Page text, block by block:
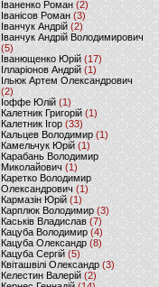
Іваненко Роман (2)
Іванісов Роман (3)
Іванчук Андрій(2)
Іванчук Андрій Володимирович
(5)
Іванющенко Юрій (17)
Ілларіонов Андрій (1)
Ільюк Артем Олександрович
(2)
Іоффе Юлій (1)
Калетник Григорій(1)
Калетник Ігор (33)
Кальцев Володимир(1)
Камельчук Юрій (1)
Карабань Володимир
Миколайович (1)
Каретко Володимир
Олександрович (1)
Кармазін Юрій(1)
Карплюк Володимир(3)
Каськів Владислав (7)
Кацуба Володимир (4)
Кацуба Олександр (8)
Кацуба Сергій (5)
Квіташвілі Олександр(3)
Келестин Валерій(2)